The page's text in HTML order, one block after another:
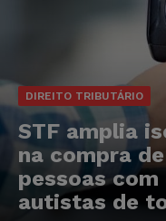
DIREITO TRIBUTÁRIO
STF amplia
na compra
pessoas
autistas de